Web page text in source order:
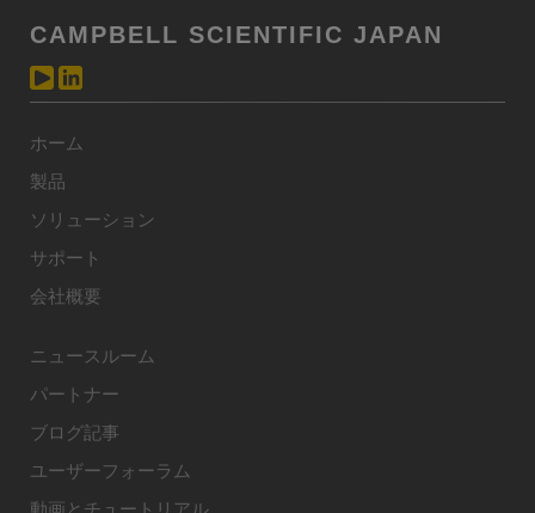
CAMPBELL SCIENTIFIC JAPAN
ホーム
製品
ソリューション
サポート
会社概要
ニュースルーム
パートナー
ブログ記事
ユーザーフォーラム
動画とチュートリアル